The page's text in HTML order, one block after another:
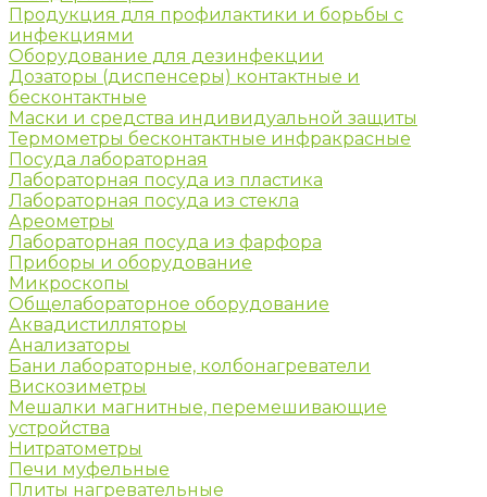
Продукция для профилактики и борьбы с
инфекциями
Оборудование для дезинфекции
Дозаторы (диспенсеры) контактные и
бесконтактные
Маски и средства индивидуальной защиты
Термометры бесконтактные инфракрасные
Посуда лабораторная
Лабораторная посуда из пластика
Лабораторная посуда из стекла
Ареометры
Лабораторная посуда из фарфора
Приборы и оборудование
Микроскопы
Общелабораторное оборудование
Аквадистилляторы
Анализаторы
Бани лабораторные, колбонагреватели
Вискозиметры
Мешалки магнитные, перемешивающие
устройства
Нитратометры
Печи муфельные
Плиты нагревательные